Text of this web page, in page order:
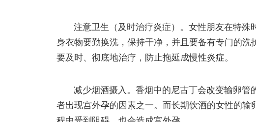
注意卫生（及时治疗炎症）。女性朋友在特
身衣物要勤换洗，保持干净，并且要备有专门的洗
要及时、彻底地治疗，防止拖延成慢性炎症。
减少烟酒摄入。香烟中的尼古丁会改变输卵管
者出现宫外孕的因素之一。而长期饮酒的女性的